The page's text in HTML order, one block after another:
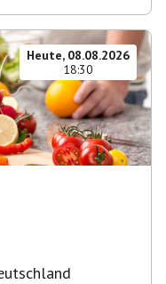
Heute, 08.08.2026
18:30